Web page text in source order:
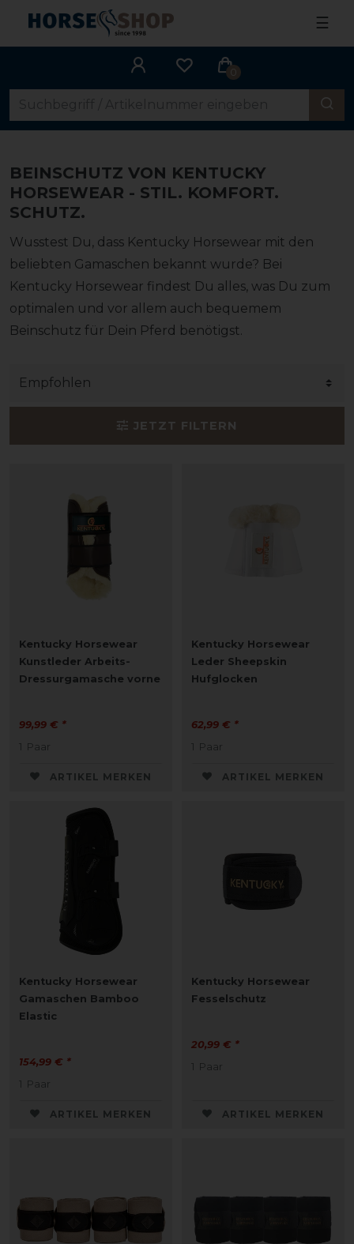
☰
0
BEINSCHUTZ VON KENTUCKY
HORSEWEAR - STIL. KOMFORT.
SCHUTZ.
Wusstest Du, dass Kentucky Horsewear mit den
beliebten Gamaschen bekannt wurde? Bei
Kentucky Horsewear findest Du alles, was Du zum
optimalen und vor allem auch bequemem
Beinschutz für Dein Pferd benötigst.
JETZT FILTERN
Kentucky Horsewear
Kunstleder Arbeits-
Dressurgamasche vorne
99,99 € *
1 Paar
ARTIKEL MERKEN
Kentucky Horsewear
Leder Sheepskin
Hufglocken
62,99 € *
1 Paar
ARTIKEL MERKEN
Kentucky Horsewear
Gamaschen Bamboo
Elastic
154,99 € *
1 Paar
ARTIKEL MERKEN
Kentucky Horsewear
Fesselschutz
20,99 € *
1 Paar
ARTIKEL MERKEN